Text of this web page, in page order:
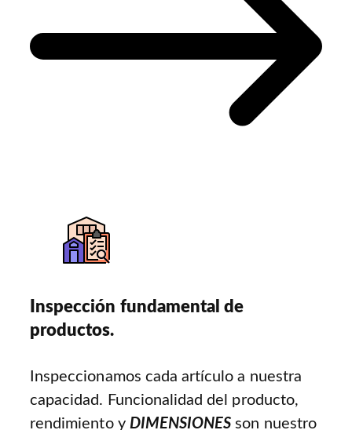
Inspección fundamental de
productos.
Inspeccionamos cada artículo a nuestra
capacidad. Funcionalidad del producto,
rendimiento y DIMENSIONES son nuestro